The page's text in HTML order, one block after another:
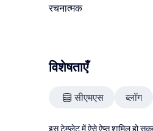
रचनात्मक
विशेषताएँ
सीएमएस ब्लॉग
इस टेम्प्लेट में ऐसे ऐप्स शामिल हो